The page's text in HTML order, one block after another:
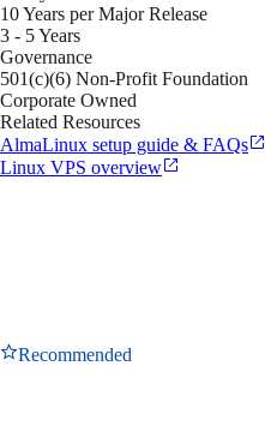
10 Years per Major Release
3 - 5 Years
Governance
501(c)(6) Non-Profit Foundation
Corporate Owned
Related Resources
AlmaLinux setup guide & FAQs
Linux VPS overview
Recommended